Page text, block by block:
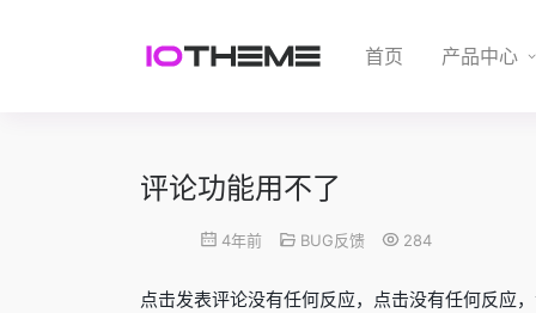
首页 产品中心
评论功能用不了
4年前 BUG反馈 284
点击发表评论没有任何反应，点击没有任何反应